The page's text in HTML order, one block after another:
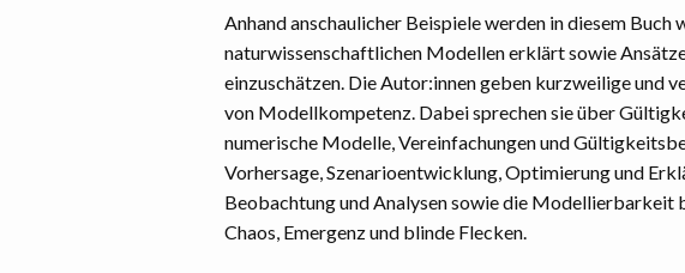
Anhand anschaulicher Beispiele werden in diesem
naturwissenschaftlichen Modellen erklärt sowie
einzuschätzen. Die Autor:innen geben kurzweilige und
von Modellkompetenz. Dabei sprechen sie über
numerische Modelle, Vereinfachungen und
Vorhersage, Szenarioentwicklung, Optimierung und
Beobachtung und Analysen sowie die
Chaos, Emergenz und blinde Flecken.